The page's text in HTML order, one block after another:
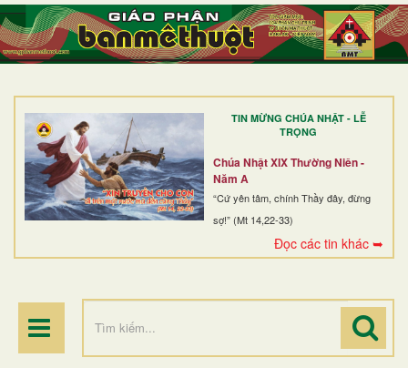
TIN MỪNG CHÚA NHẬT - LỄ
TRỌNG
Chúa Nhật XIX Thường Niên -
Năm A
“Cứ yên tâm, chính Thầy đây, đừng
sợ!” (Mt 14,22-33)
Đọc các tin khác ➥
TRANG NHẤT
GIỚI THIỆU
DÒNG TU
BAN MỤC VỤ
ĐOÀN THỂ CG